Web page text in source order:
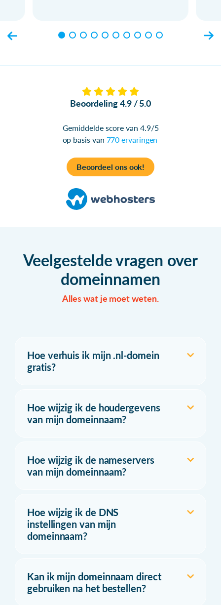
Beoordeling 4.9 / 5.0
Gemiddelde score van 4.9/5
op basis van 770 ervaringen
Beoordeel ons ook!
Veelgestelde vragen over
domeinnamen
Alles wat je moet weten.
Hoe verhuis ik mijn .nl-domein
gratis?
Hoe wijzig ik de houdergevens
van mijn domeinnaam?
Hoe wijzig ik de nameservers
van mijn domeinnaam?
Hoe wijzig ik de DNS
instellingen van mijn
domeinnaam?
Kan ik mijn domeinnaam direct
gebruiken na het bestellen?